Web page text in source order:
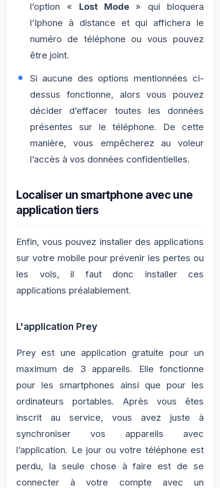
l’option « Lost Mode» qui bloquera
l’Iphone à distance et qui affichera le
numéro de téléphone ou vous pouvez
être joint.
Si aucune des options mentionnées ci-
dessus fonctionne, alors vous pouvez
décider d’effacer toutes les données
présentes sur le téléphone. De cette
manière, vous empêcherez au voleur
l’accès à vos données confidentielles.
Localiser un smartphone avec une
application tiers
Enfin, vous pouvez installer des applications
sur votre mobile pour prévenir les pertes ou
les vols, il faut donc installer ces
applications préalablement.
L'application Prey
Prey est une application gratuite pour un
maximum de 3 appareils. Elle fonctionne
pour les smartphones ainsi que pour les
ordinateurs portables. Après vous êtes
inscrit au service, vous avez juste à
synchroniser vos appareils avec
l’application. Le jour ou votre téléphone est
perdu, la seule chose à faire est de se
connecter à votre compte avec un